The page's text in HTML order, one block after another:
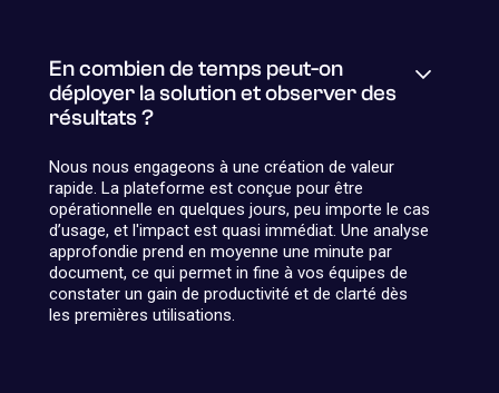
En combien de temps peut-on
déployer la solution et observer des
résultats ?
Nous nous engageons à une création de valeur
rapide. La plateforme est conçue pour être
opérationnelle en quelques jours, peu importe le cas
d’usage, et l'impact est quasi immédiat. Une analyse
approfondie prend en moyenne une minute par
document, ce qui permet in fine à vos équipes de
constater un gain de productivité et de clarté dès
les premières utilisations.